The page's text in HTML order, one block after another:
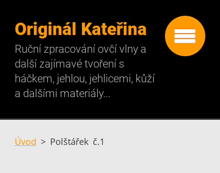
Originál Kateřina
Ruční zpracování ovčí vlny a
další zajímavé tvoření s
háčkem, jehlou, jehlicemi, kůží
a dalšími materiály...
Úvod > Polštářek č.1